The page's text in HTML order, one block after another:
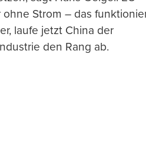
Strom – das
laufe jetzt China der
den Rang ab.